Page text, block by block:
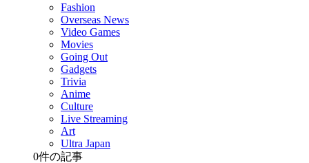
Fashion
Overseas News
Video Games
Movies
Going Out
Gadgets
Trivia
Anime
Culture
Live Streaming
Art
Ultra Japan
0件の記事